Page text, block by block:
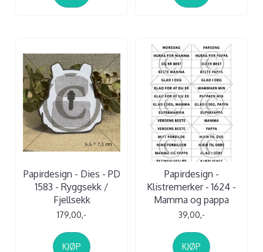
Papirdesign - Dies - PD
1583 - Ryggsekk /
Fjellsekk
179,00,-
KJØP
Papirdesign -
Klistremerker - 1624 -
Mamma og pappa
39,00,-
KJØP